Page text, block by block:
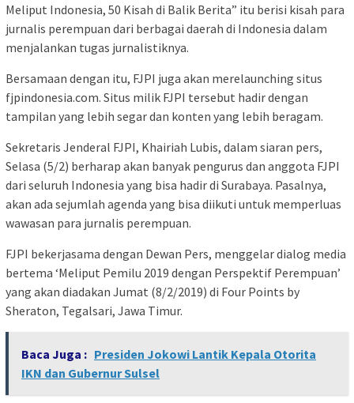
Meliput Indonesia, 50 Kisah di Balik Berita” itu berisi kisah para
jurnalis perempuan dari berbagai daerah di Indonesia dalam
menjalankan tugas jurnalistiknya.
Bersamaan dengan itu, FJPI juga akan merelaunching situs
fjpindonesia.com. Situs milik FJPI tersebut hadir dengan
tampilan yang lebih segar dan konten yang lebih beragam.
Sekretaris Jenderal FJPI, Khairiah Lubis, dalam siaran pers,
Selasa (5/2) berharap akan banyak pengurus dan anggota FJPI
dari seluruh Indonesia yang bisa hadir di Surabaya. Pasalnya,
akan ada sejumlah agenda yang bisa diikuti untuk memperluas
wawasan para jurnalis perempuan.
FJPI bekerjasama dengan Dewan Pers, menggelar dialog media
bertema ‘Meliput Pemilu 2019 dengan Perspektif Perempuan’
yang akan diadakan Jumat (8/2/2019) di Four Points by
Sheraton, Tegalsari, Jawa Timur.
Baca Juga : Presiden Jokowi Lantik Kepala Otorita
IKN dan Gubernur Sulsel